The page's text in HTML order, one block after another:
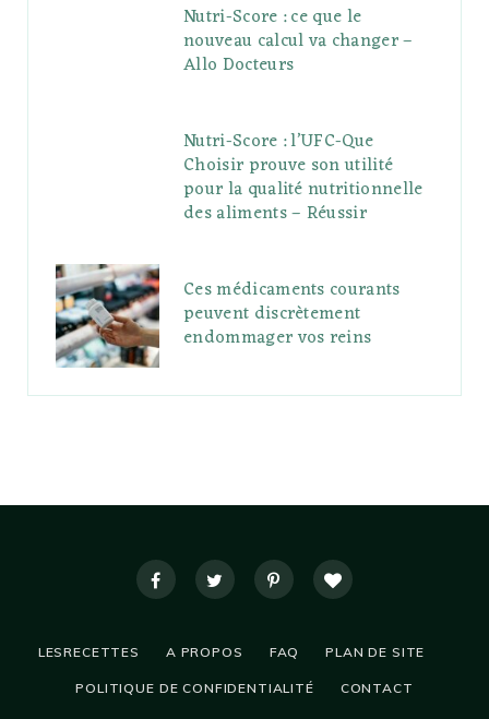
Nutri-Score : ce que le
nouveau calcul va changer –
Allo Docteurs
Nutri-Score : l’UFC-Que
Choisir prouve son utilité
pour la qualité nutritionnelle
des aliments – Réussir
Ces médicaments courants
peuvent discrètement
endommager vos reins
LESRECETTES A PROPOS FAQ PLAN DE SITE
POLITIQUE DE CONFIDENTIALITÉ CONTACT